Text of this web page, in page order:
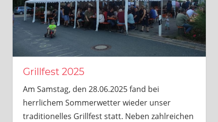
Grillfest 2025
Am Samstag, den 28.06.2025 fand bei
herrlichem Sommerwetter wieder unser
traditionelles Grillfest statt. Neben zahlreichen